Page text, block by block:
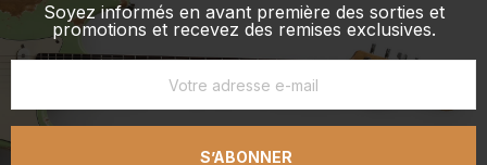
Soyez informés en avant première des sorties et
promotions et recevez des remises exclusives.
S’ABONNER